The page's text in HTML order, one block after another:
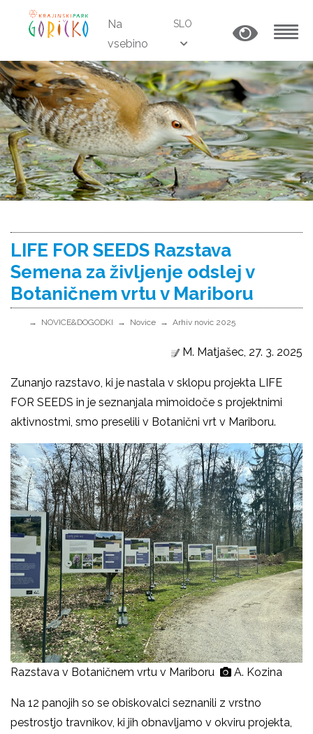
Na
vsebino
SLO
LIFE FOR SEEDS Razstava
Semena za življenje odslej v
Botaničnem vrtu v Mariboru
NOVICE&DOGODKI Novice Arhiv novic 2025
M. Matjašec, 27. 3. 2025
Zunanjo razstavo, ki je nastala v sklopu projekta LIFE
FOR SEEDS in je seznanjala mimoidoče s projektnimi
aktivnostmi, smo preselili v Botanični vrt v Mariboru.
Razstava v Botaničnem vrtu v Mariboru A. Kozina
Na 12 panojih so se obiskovalci seznanili z vrstno
pestrostjo travnikov, ki jih obnavljamo v okviru projekta,